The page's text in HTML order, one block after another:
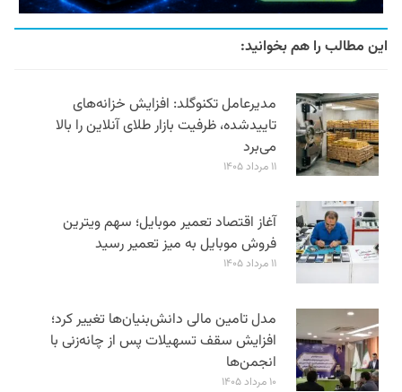
این مطالب را هم بخوانید:
مدیرعامل تکنوگلد: افزایش خزانه‌های
تاییدشده، ظرفیت بازار طلای آنلاین را بالا
می‌برد
۱۱ مرداد ۱۴۰۵
آغاز اقتصاد تعمیر موبایل؛ سهم ویترین
فروش موبایل به میز تعمیر رسید
۱۱ مرداد ۱۴۰۵
مدل تامین مالی دانش‌بنیان‌ها تغییر کرد؛
افزایش سقف تسهیلات پس از چانه‌زنی با
انجمن‌ها
۱۰ مرداد ۱۴۰۵